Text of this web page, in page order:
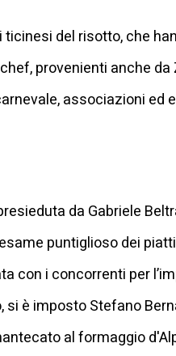
del risotto, che
provenienti anche
associazioni ed
da Gabriele
puntiglioso dei
con i concorrenti per
è imposto Stefano
al formaggio